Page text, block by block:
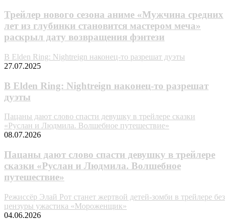
Трейлер нового сезона аниме «Мужчина средних
лет из глубинки становится мастером меча»
раскрыл дату возвращения фэнтези
В Elden Ring: Nightreign наконец-то разрешат дуэты
27.07.2025
В Elden Ring: Nightreign наконец-то разрешат
дуэты
Пацаны дают слово спасти девушку в трейлере сказки
«Руслан и Людмила. Волшебное путешествие»
08.07.2026
Пацаны дают слово спасти девушку в трейлере
сказки «Руслан и Людмила. Волшебное
путешествие»
Режиссёр Элай Рот станет жертвой детей-зомби в трейлере без
цензуры ужастика «Мороженщик»
04.06.2026